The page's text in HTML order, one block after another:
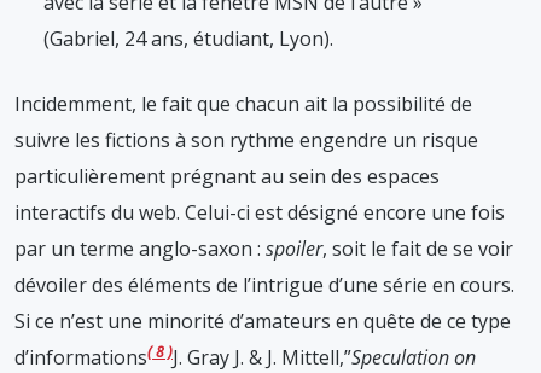
(Gabriel, 24 ans, étudiant, Lyon).
Incidemment, le fait que chacun ait la possibilité de
suivre les fictions à son rythme engendre un risque
particulièrement prégnant au sein des espaces
interactifs du web. Celui-ci est désigné encore une fois
par un terme anglo-saxon : spoiler, soit le fait de se voir
dévoiler des éléments de l’intrigue d’une série en cours.
Si ce n’est une minorité d’amateurs en quête de ce type
d’informations 8 J. Gray J. & J. Mittell,”Speculation on